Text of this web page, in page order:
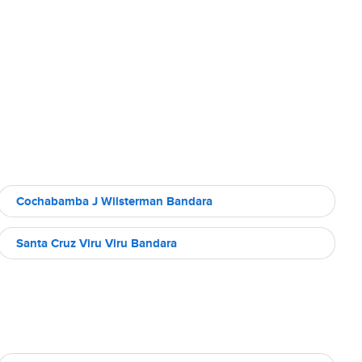
Cochabamba J Wilsterman Bandara
Santa Cruz Viru Viru Bandara